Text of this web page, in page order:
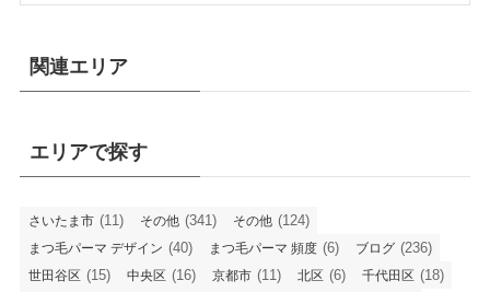
関連エリア
エリアで探す
さいたま市 (11) その他 (341) その他 (124)
まつ毛パーマ デザイン (40) まつ毛パーマ 頻度 (6) ブログ (236)
世田谷区 (15) 中央区 (16) 京都市 (11) 北区 (6) 千代田区 (18)